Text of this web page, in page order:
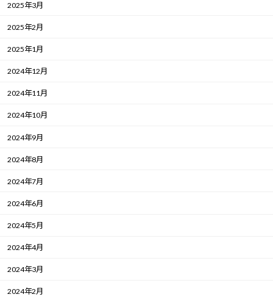
2025年3月
2025年2月
2025年1月
2024年12月
2024年11月
2024年10月
2024年9月
2024年8月
2024年7月
2024年6月
2024年5月
2024年4月
2024年3月
2024年2月